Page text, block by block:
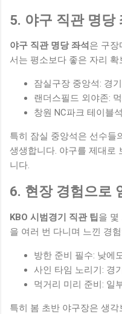
5. 야구 직관 명당
야구 직관 명당 좌석 은 구장
서는 평소보다 좋은 자리
잠실구장 중앙석: 경
랜더스필드 외야존:
창원 NC파크 테이블
특히 잠실 중앙석은 선수들
생생합니다. 야구를 제대로
니다.
6. 현장 경험으로
KBO 시범경기 직관 팁 을 몇
을 여러 번 다니며 느낀 경험
방한 준비 필수: 낮에
사인 타임 노리기: 경
먹거리 미리 준비: 일
특히 봄 초반 야구장은 생